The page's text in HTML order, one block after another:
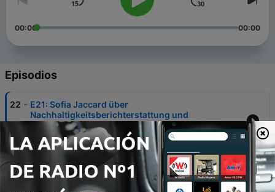
00:00 00:00
Episodios
22 - E21: Sofia Jaccard über
Nachhaltigkeitsberichterstattung und
unternehmerische Sorgfaltspflichten
15 jun. 2026
21 -
E20: Philipp Wackerbeck über Strategien für
unsichere Zeiten
27 mayo 2026